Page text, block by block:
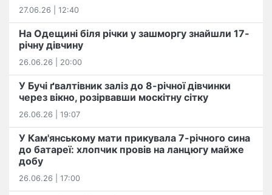
27.06.26 | 12:40
На Одещині біля річки у зашморгу знайшли 17-
річну дівчину
26.06.26 | 20:00
У Бучі ґвалтівник заліз до 8-річної дівчинки
через вікно, розірвавши москітну сітку
26.06.26 | 19:07
У Кам'янському мати прикувала 7-річного сина
до батареї: хлопчик провів на ланцюгу майже
добу
26.06.26 | 17:00